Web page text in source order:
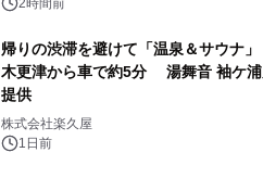
帰りの渋滞を避けて「温泉＆サウナ
木更津から車で約5分 湯舞音 袖ケ浦
提供
株式会社楽久屋
1日前